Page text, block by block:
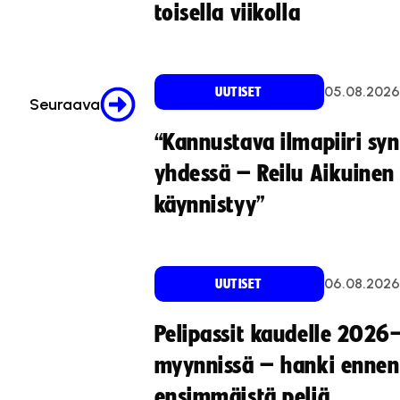
Seuraava
toisella viikolla
UUTISET 05.08.2026
“Kannustava ilmapiiri
yhdessä – Reilu
käynnistyy”
UUTISET 06.08.2026
Pelipassit kaudelle
myynnissä – hanki ennen